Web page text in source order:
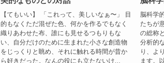
【てもいい】 「これって、美しいなぁ〜」 目
的もなくただ混ぜた色、何かを作るでもなく
織りあわせた布、誰にも見せるつもりもな
い、自分だけのために生まれた小さな創造物
をじっくりと眺め、それに触れる時間が昔か
ら好きだった。なんの役にも立たないけ...
脳科学
たちが
の総称
分析的
り、よ
ます。